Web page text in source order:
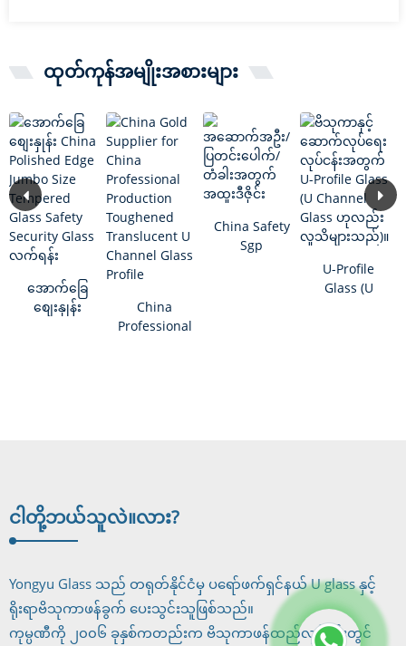
ထုတ်ကုန်အမျိုးအစားများ
အောက်ခြေ
စျေးနှုန်း
China
Professional
China Safety
Sgp
U-Profile
Glass (U
ငါတို့ဘယ်သူလဲ။လား?
Yongyu Glass သည် တရုတ်နိုင်ငံမှ ပရော်ဖက်ရှင်နယ် U glass နှင့်
ရိုးရာဗိသုကာဖန်ခွက် ပေးသွင်းသူဖြစ်သည်။
ကုမ္ပဏီကို ၂၀၀၆ ခုနှစ်ကတည်းက ဗိသုကာဖန်ထည်လုပ်ငန်းတွင်